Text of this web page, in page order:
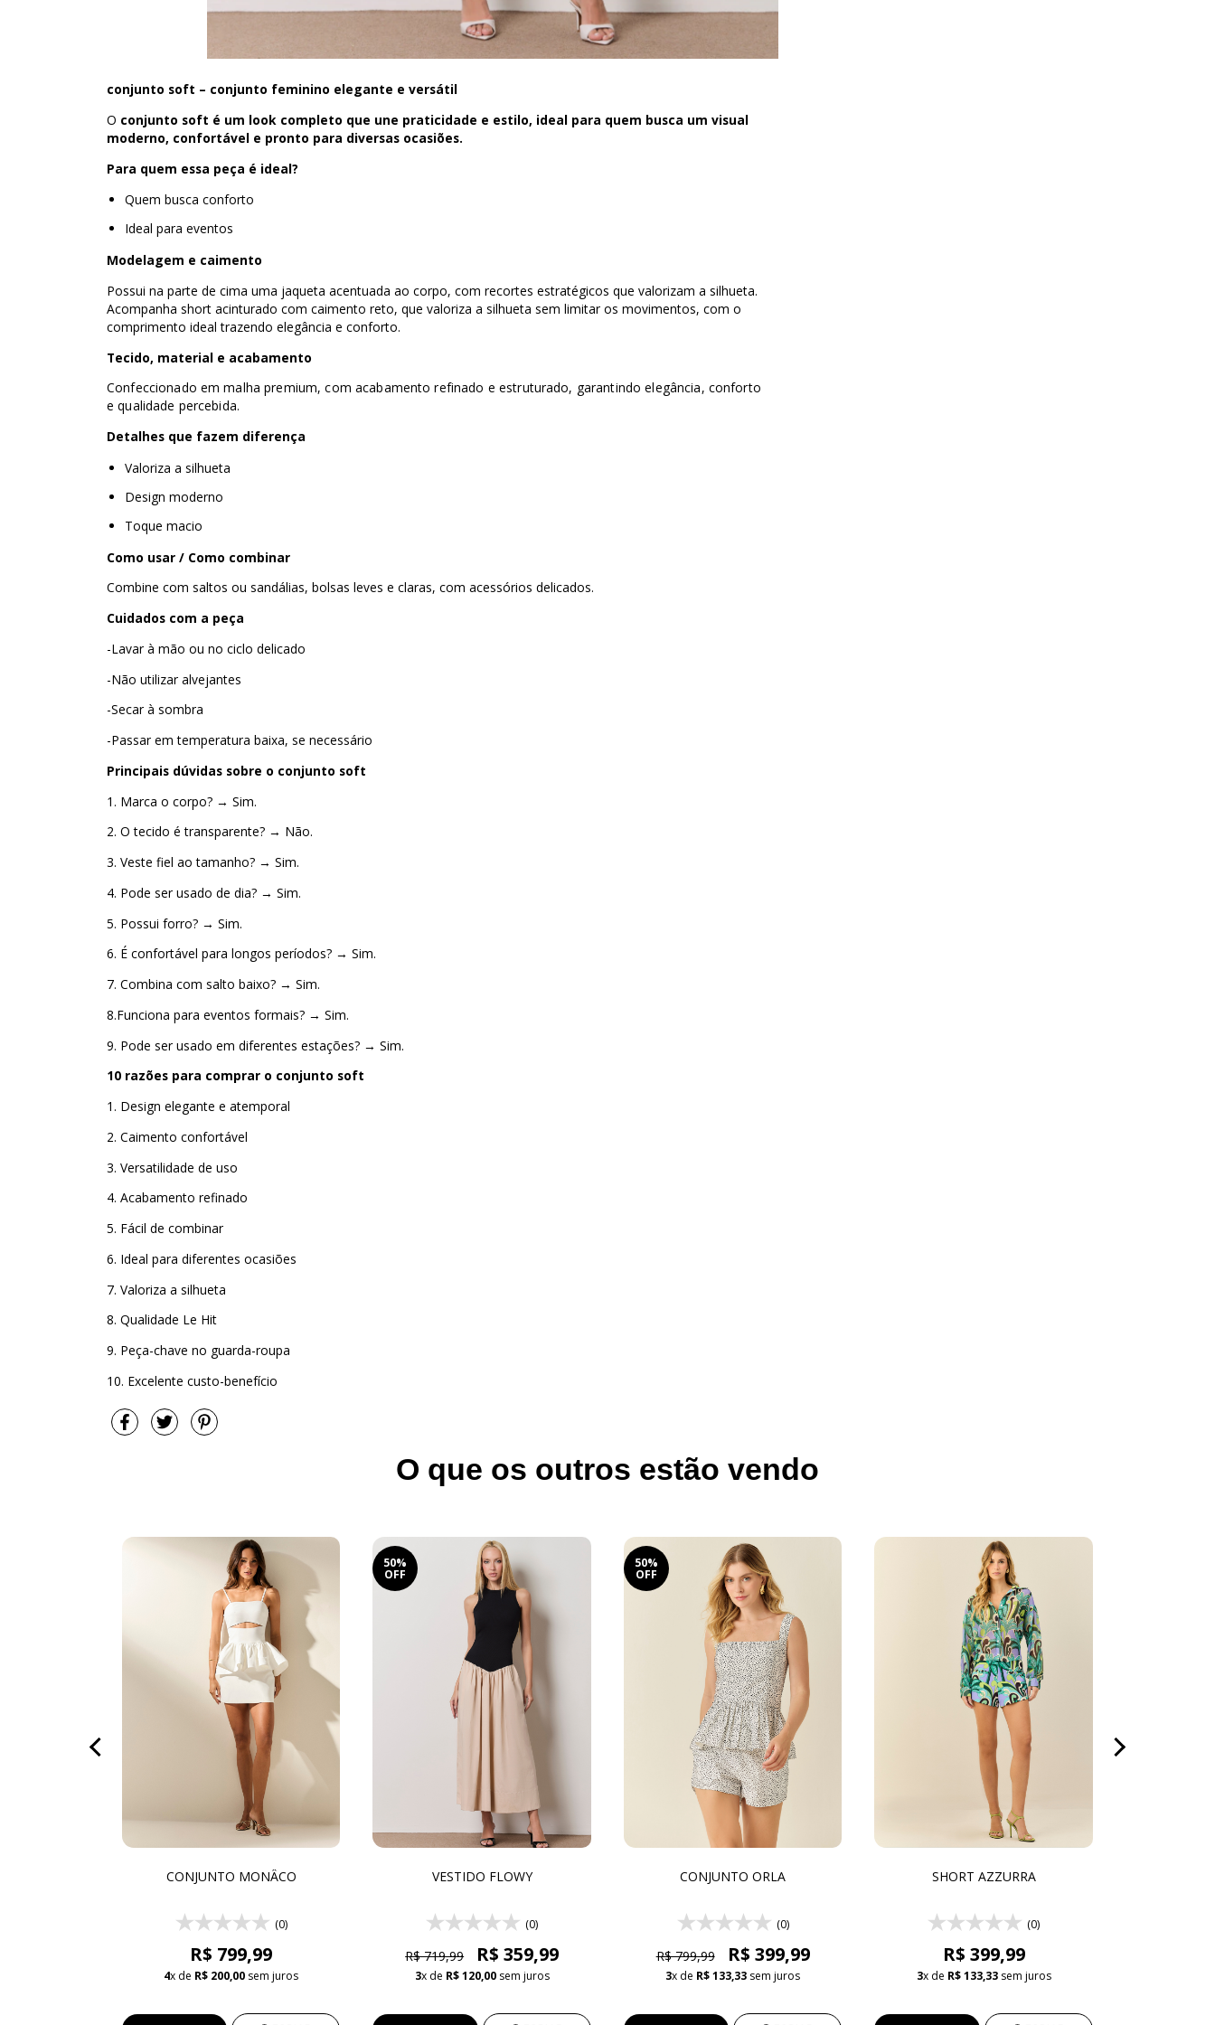
conjunto soft – conjunto feminino elegante e versátil
O conjunto soft é um look completo que une praticidade e estilo, ideal para quem busca um visual
moderno, confortável e pronto para diversas ocasiões.
Para quem essa peça é ideal?
Quem busca conforto
Ideal para eventos
Modelagem e caimento
Possui na parte de cima uma jaqueta acentuada ao corpo, com recortes estratégicos que valorizam a silhueta.
Acompanha short acinturado com caimento reto, que valoriza a silhueta sem limitar os movimentos, com o
comprimento ideal trazendo elegância e conforto.
Tecido, material e acabamento
Confeccionado em malha premium, com acabamento refinado e estruturado, garantindo elegância, conforto
e qualidade percebida.
Detalhes que fazem diferença
Valoriza a silhueta
Design moderno
Toque macio
Como usar / Como combinar
Combine com saltos ou sandálias, bolsas leves e claras, com acessórios delicados.
Cuidados com a peça
-Lavar à mão ou no ciclo delicado
-Não utilizar alvejantes
-Secar à sombra
-Passar em temperatura baixa, se necessário
Principais dúvidas sobre o conjunto soft
1. Marca o corpo? → Sim.
2. O tecido é transparente? → Não.
3. Veste fiel ao tamanho? → Sim.
4. Pode ser usado de dia? → Sim.
5. Possui forro? → Sim.
6. É confortável para longos períodos? → Sim.
7. Combina com salto baixo? → Sim.
8.Funciona para eventos formais? → Sim.
9. Pode ser usado em diferentes estações? → Sim.
10 razões para comprar o conjunto soft
1. Design elegante e atemporal
2. Caimento confortável
3. Versatilidade de uso
4. Acabamento refinado
5. Fácil de combinar
6. Ideal para diferentes ocasiões
7. Valoriza a silhueta
8. Qualidade Le Hit
9. Peça-chave no guarda-roupa
10. Excelente custo-benefício
O que os outros estão vendo
CONJUNTO MONÂCO
(0)
R$ 799,99
4x de R$ 200,00 sem juros
50%
OFF
VESTIDO FLOWY
(0)
R$ 719,99 R$ 359,99
3x de R$ 120,00sem juros
50%
OFF
CONJUNTO ORLA
(0)
R$ 799,99 R$ 399,99
3x de R$ 133,33 sem juros
SHORT AZZURRA
(0)
R$ 399,99
3x de R$ 133,33sem juros